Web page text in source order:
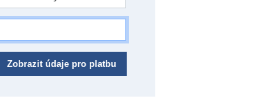
Zobrazit údaje pro platbu